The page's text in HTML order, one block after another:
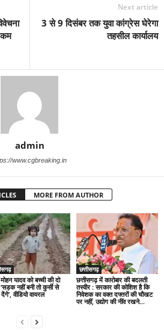
Next article
3 से 9 दिसंबर तक युवा कांग्रेस घेरेगा
तहसील कार्यालय
admin
www.cgbreaking.in
MORE FROM AUTHOR
यादव को बच्ची की दो
नहीं बनी तो कुर्सी से
वीडियो वायरल
छत्तीसगढ़
छत्तीसगढ़ में कारोबार की बदलती
तस्वीर : सरकार की कोशिश है कि
निवेशक का वक्त दफ्तरों की चौखट
पर नहीं, उद्योग की नींव रखने...